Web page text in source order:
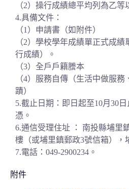
（2）操行成績總平均列為乙等
4.具備文件：
（1）申請書（如附件）
（2）學校學年成績單正式成
行成績）。
（3）全戶戶籍謄本
（4）服務自傳（生活中做服
蹟）
5.截止日期：即日起至10月30
憑。
6.通信受理住址 ： 南投縣埔里
樓（或埔里鎮郵政3號信箱），
7.電話：049-2900234。
附件